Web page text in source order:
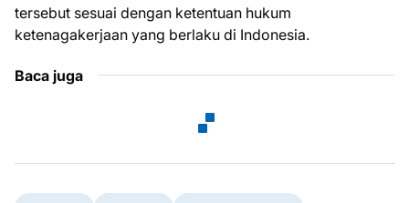
tersebut sesuai dengan ketentuan hukum
ketenagakerjaan yang berlaku di Indonesia.
Baca juga